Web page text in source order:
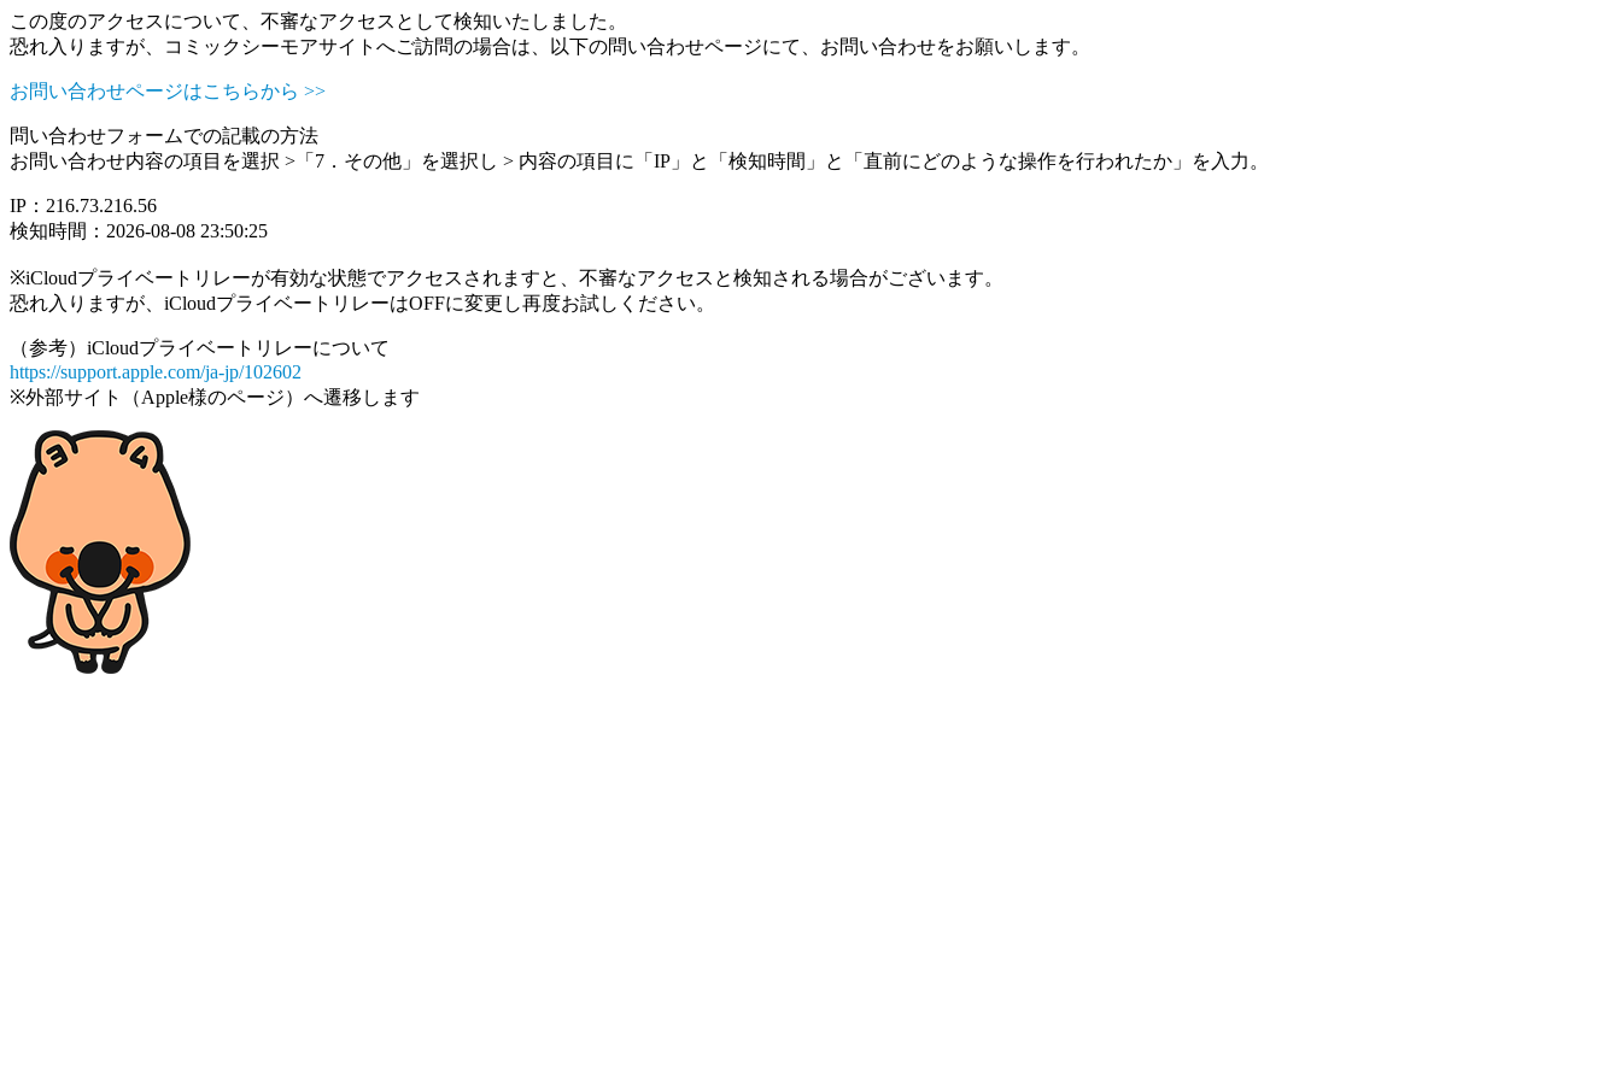
この度のアクセスについて、不審なアクセスとして検知いたしました。
恐れ入りますが、コミックシーモアサイトへご訪問の場合は、以下の問い合わせページにて、お問い合わせをお願いします。
お問い合わせページはこちらから >>
問い合わせフォームでの記載の方法
お問い合わせ内容の項目を選択 >「7．その他」を選択し > 内容の項目に「IP」と「検知時間」と「直前にどのような操作を行われたか」を入力。
IP：216.73.216.56
検知時間：2026-08-08 23:50:25
※iCloudプライベートリレーが有効な状態でアクセスされますと、不審なアクセスと検知される場合がございます。
恐れ入りますが、iCloudプライベートリレーはOFFに変更し再度お試しください。
（参考）iCloudプライベートリレーについて
https://support.apple.com/ja-jp/102602
※外部サイト（Apple様のページ）へ遷移します